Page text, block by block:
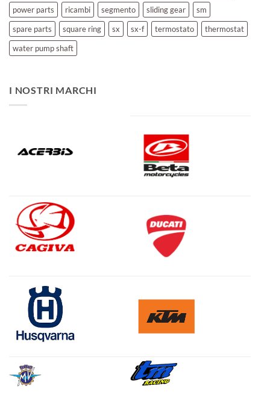
power parts
ricambi segmento sliding gear
sm
spare parts
square ring sx sx-f termostato
thermostat
water pump shaft
I NOSTRI MARCHI